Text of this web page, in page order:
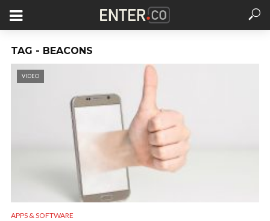
TAG - BEACONS
VIDEO
APPS & SOFTWARE